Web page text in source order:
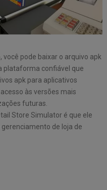
você pode baixar o arquivo apk
plataforma confiável que
apk para aplicativos
às versões mais
futuras.
Store Simulator é que ele
de loja de